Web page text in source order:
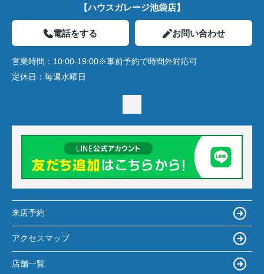
【ハウスガレージ池袋店】
電話をする お問い合わせ
営業時間： 10:00-19:00※事前予約で時間外対応可
定休日： 毎週水曜日
来店予約
アクセスマップ
店舗一覧